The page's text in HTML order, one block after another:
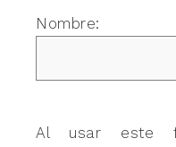
Nombre:
Al usar este